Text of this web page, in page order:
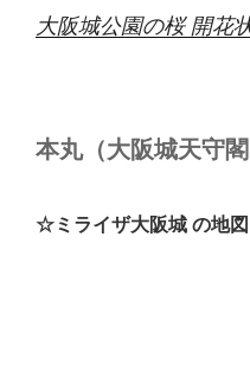
大阪城公園の桜 開花
本丸（大阪城天守
☆ミライザ大阪城 の地図